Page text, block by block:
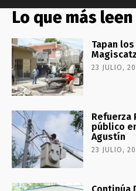
Lo que más leen
Tapan
23 JULIO,
Refuerza
público
Agustín
23 JULIO,
Continúa